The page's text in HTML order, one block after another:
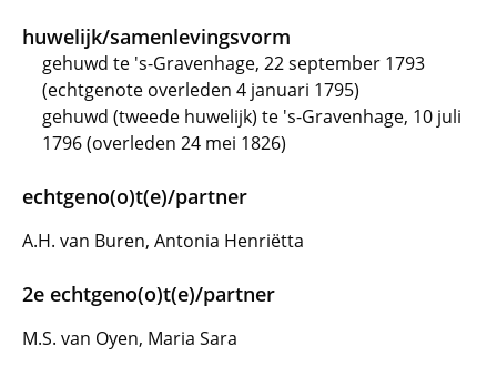
huwelijk/samenlevingsvorm
gehuwd te 's-Gravenhage, 22 september 1793
(echtgenote overleden 4 januari 1795)
gehuwd (tweede huwelijk) te 's-Gravenhage, 10 juli
1796 (overleden 24 mei 1826)
echtgeno(o)t(e)/partner
A.H. van Buren, Antonia Henriëtta
2e echtgeno(o)t(e)/partner
M.S. van Oyen, Maria Sara